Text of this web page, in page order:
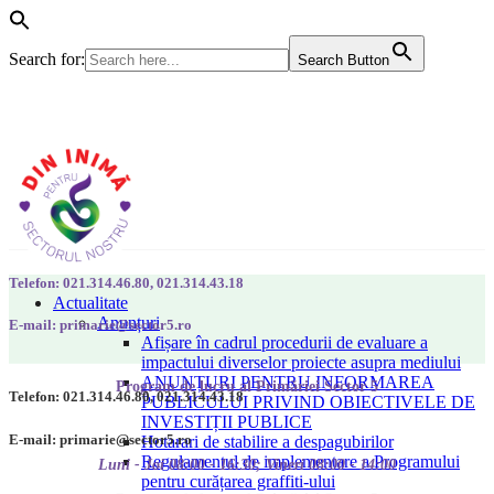
Search for: Search Button
Actualitate
Anunțuri
Afișare în cadrul procedurii de evaluare a
impactului diverselor proiecte asupra mediului
ANUNȚURI PENTRU INFORMAREA
PUBLICULUI PRIVIND OBIECTIVELE DE
INVESTIȚII PUBLICE
Hotarari de stabilire a despagubirilor
Regulamentul de implementare a Programului
pentru curățarea graffiti-ului
Telefon: 021.314.46.80, 021.314.43.18
E-mail: primarie@sector5.ro
Program de lucru al Primăriei Sector 5
Luni - Joi 08:00 - 16:30; Vineri 08:00 - 14:00
Telefon: 021.314.46.80, 021.314.43.18
E-mail: primarie@sector5.ro